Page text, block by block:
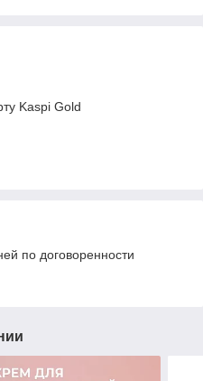
Kaspi Gold
по договоренности